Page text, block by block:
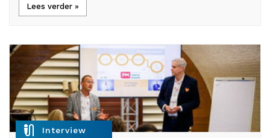
Lees verder »
mic_external_on Interview